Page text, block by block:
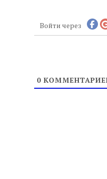
Войти через
0